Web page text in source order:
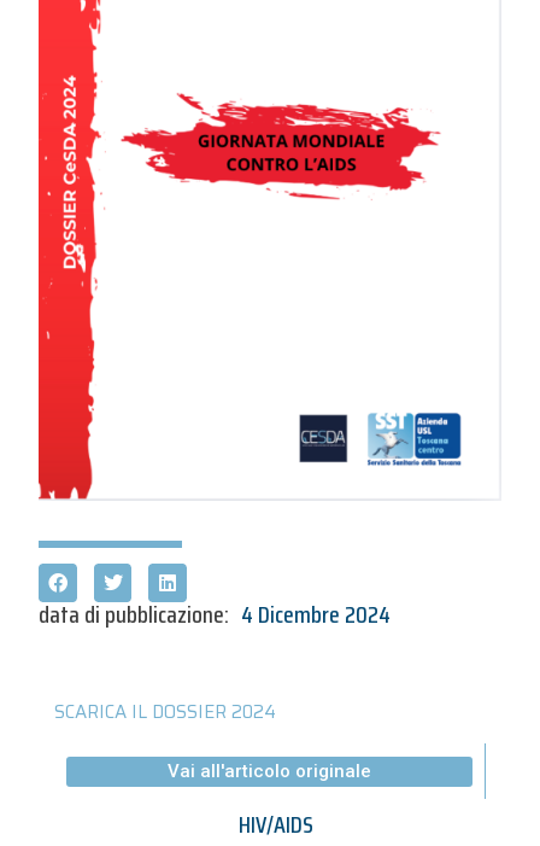
data di pubblicazione: 4 Dicembre 2024
SCARICA IL DOSSIER 2024
Vai all'articolo originale
HIV/AIDS